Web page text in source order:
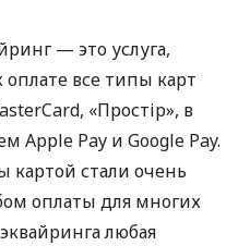
— это услуга,
все типы карт
«Простір», в
Apple Pay и Google Pay.
картой стали очень
оплаты для многих
любая